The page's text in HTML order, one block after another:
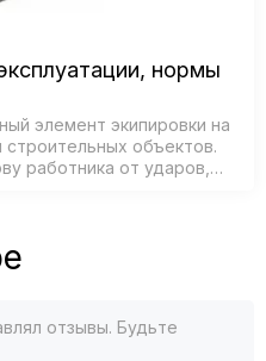
нормы
элемент экипировки на
объектов.
работника от ударов,
отзывы. Будьте